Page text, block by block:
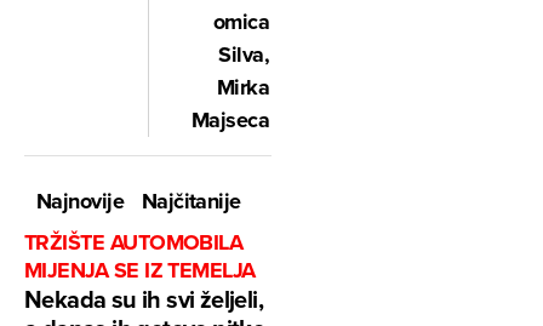
omica
Silva,
Mirka
Majseca
Najnovije
Najčitanije
TRŽIŠTE AUTOMOBILA
MIJENJA SE IZ TEMELJA
Nekada su ih svi željeli,